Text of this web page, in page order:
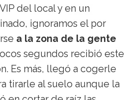
del local y en un
ignoramos el por
a la zona de la gente
segundos recibió este
Es más, llegó a cogerle
tirarle al suelo aunque la